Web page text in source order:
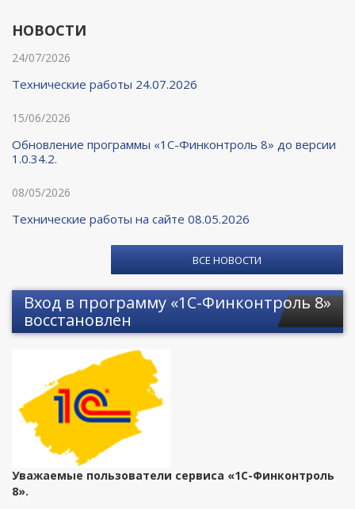
НОВОСТИ
24/07/2026
Технические работы 24.07.2026
15/06/2026
Обновление программы «1С-Финконтроль 8» до версии
1.0.34.2.
08/05/2026
Технические работы на сайте 08.05.2026
ВСЕ НОВОСТИ
Вход в программу «1С-Финконтроль 8»
восстановлен
Уважаемые пользователи сервиса «1С-Финконтроль
8».